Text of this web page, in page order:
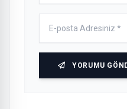
YORUMU